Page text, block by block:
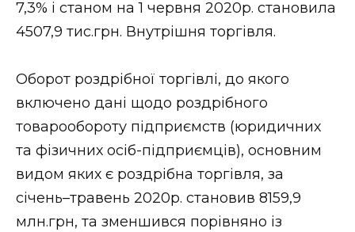
7,3% і станом на 1 червня 2020р. становила
4507,9 тис.грн. Внутрішня торгівля.
Оборот роздрібної торгівлі, до якого
включено дані щодо роздрібного
товарообороту підприємств (юридичних
та фізичних осіб-підприємців), основним
видом яких є роздрібна торгівля, за
січень–травень 2020р. становив 8159,9
млн.грн, та зменшився порівняно із